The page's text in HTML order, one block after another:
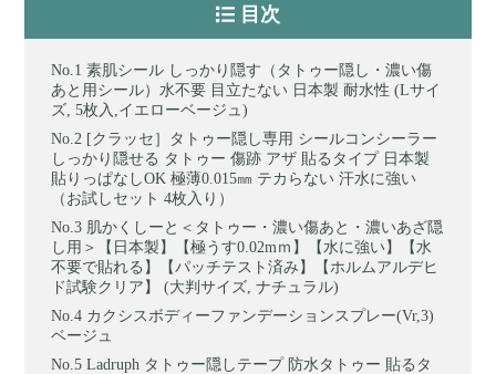
目次
素肌シール しっかり隠す（タトゥー隠し・濃い傷
あと用シール）水不要 目立たない 日本製 耐水性 (Lサイ
ズ, 5枚入,イエローベージュ)
[クラッセ］タトゥー隠し専用 シールコンシーラー
しっかり隠せる タトゥー 傷跡 アザ 貼るタイプ 日本製
貼りっぱなしOK 極薄0.015㎜ テカらない 汗水に強い
（お試しセット 4枚入り）
肌かくしーと＜タトゥー・濃い傷あと・濃いあざ隠
し用＞【日本製】【極うす0.02mｍ】【水に強い】【水
不要で貼れる】【パッチテスト済み】【ホルムアルデヒ
ド試験クリア】 (大判サイズ, ナチュラル)
カクシスボディーファンデーションスプレー(Vr,3)
ベージュ
Ladruph タトゥー隠しテープ 防水タトゥー 貼るタ